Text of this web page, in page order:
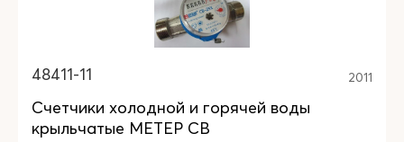
48411-11 2011
Счетчики холодной и горячей воды
крыльчатые МЕТЕР СВ